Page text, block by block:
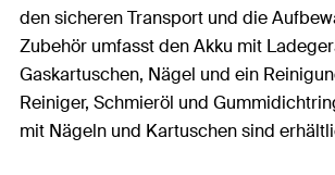
den sicheren Transport und die
Zubehör umfasst den Akku mit
Gaskartuschen, Nägel und ein
Reiniger, Schmieröl und
mit Nägeln und Kartuschen sind